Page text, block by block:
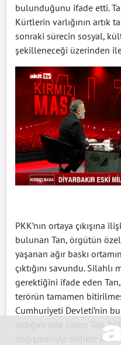
bulunduğunu ifade etti.
Kürtlerin varlığının artık
sonraki sürecin sosyal,
şekilleneceği üzerinden
PKK’nın ortaya çıkışına
bulunan Tan, örgütün
yaşanan ağır baskı
çıktığını savundu.
gerektiğini ifade eden
terörün tamamen
Cumhuriyeti Devleti’nin
aldığını öne süren Tan,
değişmesiyle birlikte